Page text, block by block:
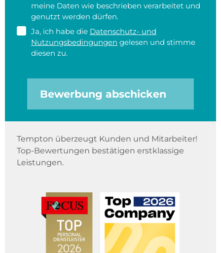
meine Daten wie beschrieben verarbeitet und
genutzt werden dürfen.
Ja, ich habe die Datenschutz- und
Nutzungsbedingungen gelesen und stimme
diesen zu.
Bewerbung abschicken
Tempton überzeugt Kunden und Mitarbeiter!
Top-Bewertungen bestätigen erstklassige
Leistungen.